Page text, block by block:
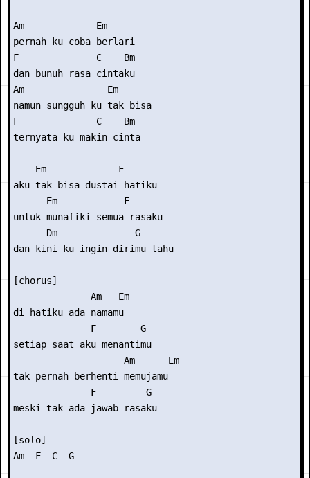
Am             Em
pernah ku coba berlari
F              C    Bm
dan bunuh rasa cintaku
Am               Em
namun sungguh ku tak bisa
F              C    Bm
ternyata ku makin cinta
    Em             F
aku tak bisa dustai hatiku
      Em            F
untuk munafiki semua rasaku
      Dm              G
dan kini ku ingin dirimu tahu
[chorus]
              Am   Em
di hatiku ada namamu
              F        G
setiap saat aku menantimu
                    Am      Em
tak pernah berhenti memujamu
              F         G
meski tak ada jawab rasaku
[solo]
Am  F  C  G